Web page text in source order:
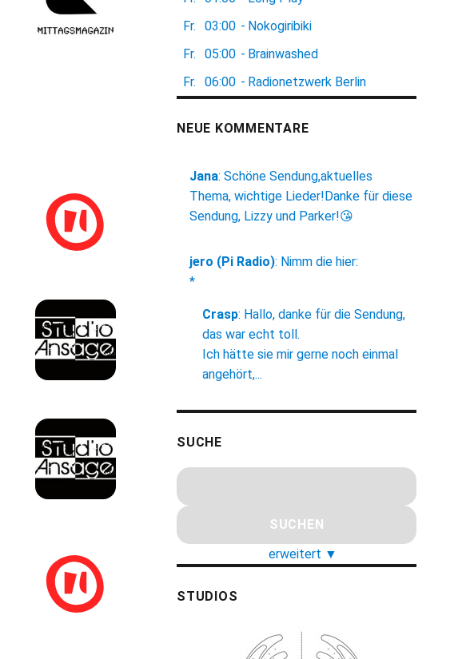
Fr.
03:00 - Nokogiribiki
Fr.
05:00 - Brainwashed
Fr.
06:00 - Radionetzwerk Berlin
NEUE KOMMENTARE
Jana: Schöne Sendung,aktuelles
Thema, wichtige Lieder!Danke für diese
Sendung, Lizzy und Parker!😘
jero (Pi Radio): Nimm die hier:
*
Crasp: Hallo, danke für die Sendung,
das war echt toll.
Ich hätte sie mir gerne noch einmal
angehört,...
SUCHE
erweitert ▼
STUDIOS